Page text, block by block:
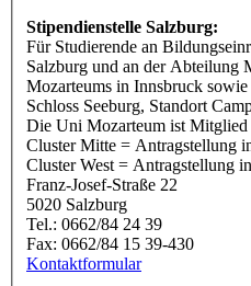
Stipendienstelle Salzburg:
Für Studierende an
Salzburg und an der Abteilung
Mozarteums in Innsbruck
Schloss Seeburg, Standort
Die Uni Mozarteum ist
Cluster Mitte = Antragstellung
Cluster West = Antragstellung
Franz-Josef-Straße 22
5020 Salzburg
Tel.: 0662/84 24 39
Fax: 0662/84 15 39-430
Kontaktformular